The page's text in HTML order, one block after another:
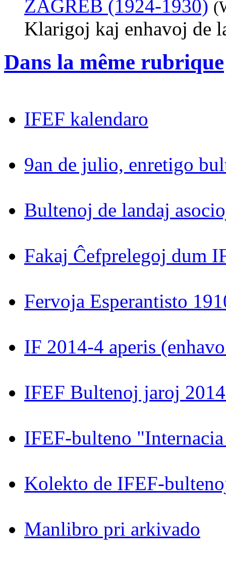
ZAGREB (1924-1930)
Klarigoj kaj enhavoj de
Dans la même rubrique
IFEF kalendaro
9an de julio, enretigo
Bultenoj de landaj
Fakaj Ĉefprelegoj dum
Fervoja Esperantisto
IF 2014-4 aperis
IFEF Bultenoj jaroj
IFEF-bulteno
Kolekto de IFEF-
Manlibro pri arkivado